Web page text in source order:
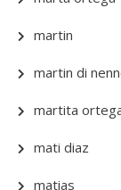
martin
martin di
martita
mati diaz
matias